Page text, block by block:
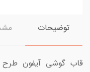
توضیحات
قاب گوشی آیفون طرح